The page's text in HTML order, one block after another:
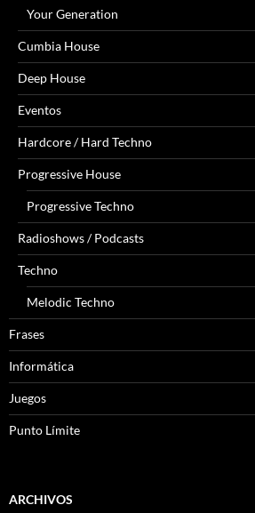
Your Generation
Cumbia House
Deep House
Eventos
Hardcore / Hard Techno
Progressive House
Progressive Techno
Radioshows / Podcasts
Techno
Melodic Techno
Frases
Informática
Juegos
Punto Límite
ARCHIVOS